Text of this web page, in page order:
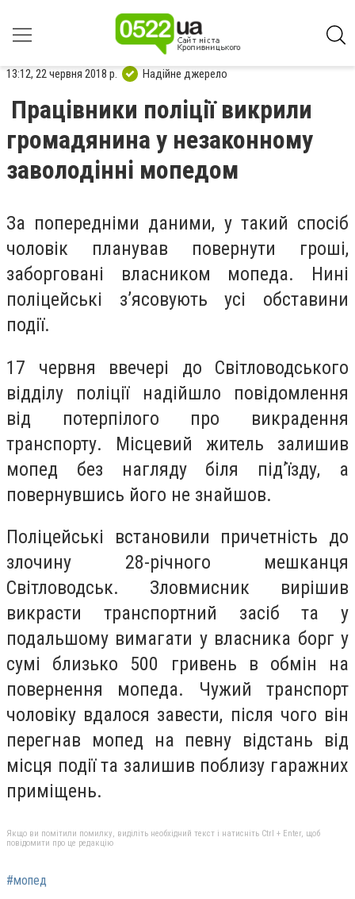
13:12, 22 червня 2018 р. Надійне джерело
Працівники поліції викрили
громадянина у незаконному
заволодінні мопедом
За попередніми даними, у такий спосіб
чоловік планував повернути гроші,
заборговані власником мопеда. Нині
поліцейські з’ясовують усі обставини
події.
17 червня ввечері до Світловодського
відділу поліції надійшло повідомлення
від потерпілого про викрадення
транспорту. Місцевий житель залишив
мопед без нагляду біля під’їзду, а
повернувшись його не знайшов.
Поліцейські встановили причетність до
злочину 28-річного мешканця
Світловодськ. Зловмисник вирішив
викрасти транспортний засіб та у
подальшому вимагати у власника борг у
сумі близько 500 гривень в обмін на
повернення мопеда. Чужий транспорт
чоловіку вдалося завести, після чого він
перегнав мопед на певну відстань від
місця події та залишив поблизу гаражних
приміщень.
Якщо ви помітили помилку, виділіть необхідний текст і натисніть Ctrl + Enter, щоб
повідомити про це редакцію
#мопед